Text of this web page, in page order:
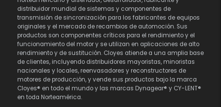
distribuidor mundial de sistemas y componentes de
transmisión de sincronización para los fabricantes de equipos
originales y el mercado de recambios de automoción. Sus
productos son componentes críticos para el rendimiento y el
funcionamiento del motor y se utilizan en aplicaciones de alto
rendimiento y de sustitución. Cloyes atiende a una amplia base
de clientes, incluyendo distribuidores mayoristas, minoristas
nacionales y locales, reenvasadores y reconstructores de
motores de producción, y vende sus productos bajo la marca
Cloyes® en todo el mundo y las marcas Dynagear® y CY-LENT®
en toda Norteamérica.